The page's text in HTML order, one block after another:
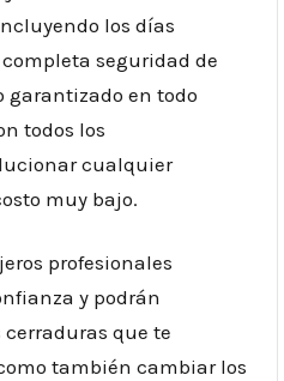
los días
seguridad de
garantizado en todo
todos los
cualquier
muy bajo.
profesionales
y podrán
que te
también cambiar los